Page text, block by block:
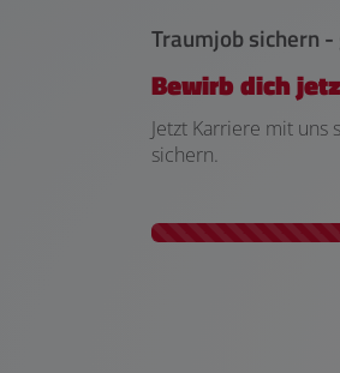
Traumjob sichern
Bewirb dich
Jetzt Karriere mit
sichern.